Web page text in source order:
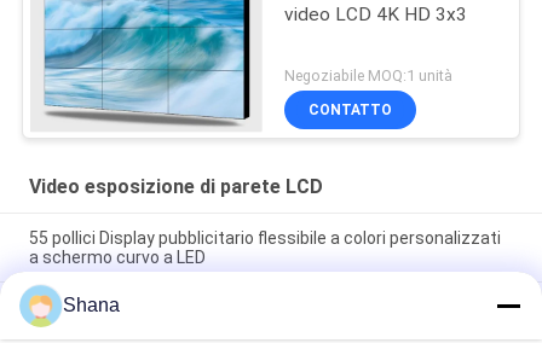
video LCD 4K HD 3x3
Negoziabile MOQ:1 unità
CONTATTO
Video esposizione di parete LCD
55 pollici Display pubblicitario flessibile a colori personalizzati
a schermo curvo a LED
55 pollici Display pubblicitario flessibile a colori personalizzati
a schermo curvo a LED
Shana